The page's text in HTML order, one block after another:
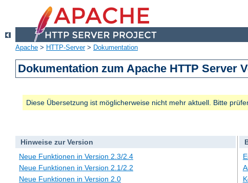
Apache > HTTP-Server> Dokumentation
Dokumentation zum Apache HTTP Server
Diese Übersetzung ist möglicherweise nicht mehr aktuell. Bitte
Hinweise zur Version
Neue Funktionen in Version 2.3/2.4
Neue Funktionen in Version 2.1/2.2
Neue Funktionen in Version 2.0